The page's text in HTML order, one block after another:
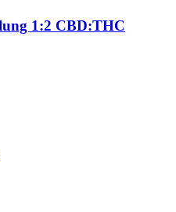
1:2 CBD:THC